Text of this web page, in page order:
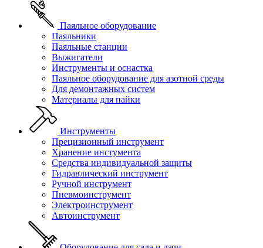
Паяльное оборудование
Паяльники
Паяльные станции
Выжигатели
Инструменты и оснастка
Паяльное оборудование для азотной среды
Для демонтажных систем
Материалы для пайки
Инструменты
Прецизионный инструмент
Хранение инстумента
Средства индивидуальной защиты
Гидравлический инструмент
Ручной инструмент
Пневмоинструмент
Электроинструмент
Автоинструмент